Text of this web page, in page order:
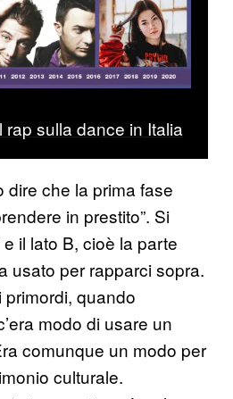
rap sulla dance in Italia
dire che la prima fase
in prestito”. Si
il lato B, cioè la parte
usato per rapparci sopra.
primordi, quando
modo di usare un
comunque un modo per
culturale.